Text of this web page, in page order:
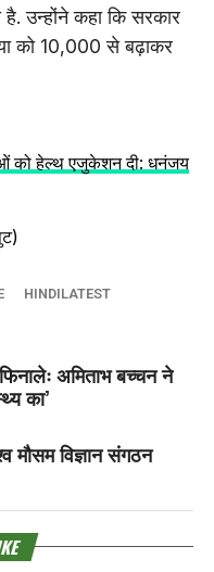
है. उन्होंने कहा कि सरकार
को 10,000 से बढ़ाकर
को हेल्‍थ एजुकेशन दी: धनंजय
HINDILATEST
अमिताभ बच्चन ने
का’
मौसम विज्ञान संगठन